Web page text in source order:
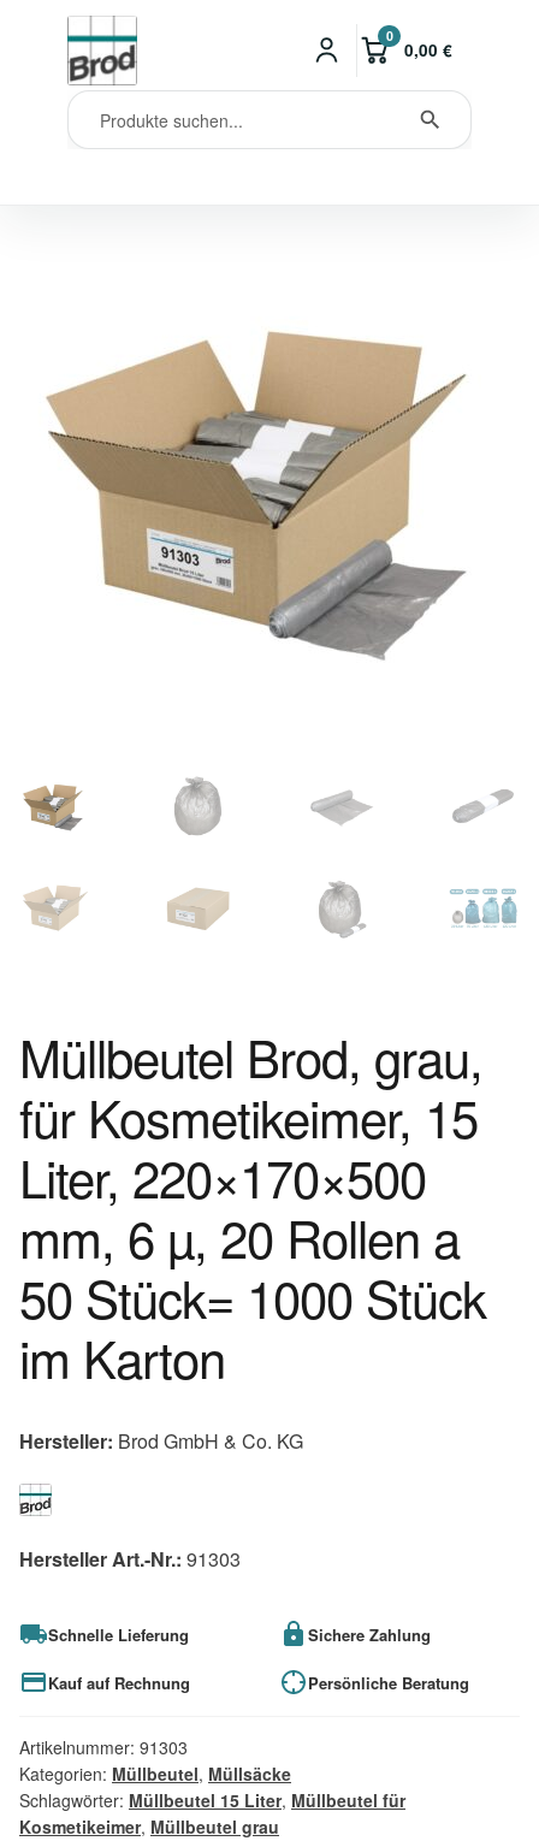
0
0,00 €
Müllbeutel Brod, grau,
für Kosmetikeimer, 15
Liter, 220×170×500
mm, 6 µ, 20 Rollen a
50 Stück= 1000 Stück
im Karton
Hersteller: Brod GmbH & Co. KG
Hersteller Art.-Nr.: 91303
Schnelle Lieferung Sichere Zahlung
Kauf auf Rechnung Persönliche Beratung
Artikelnummer: 91303
Kategorien: Müllbeutel, Müllsäcke
Schlagwörter: Müllbeutel 15 Liter, Müllbeutel für
Kosmetikeimer, Müllbeutel grau